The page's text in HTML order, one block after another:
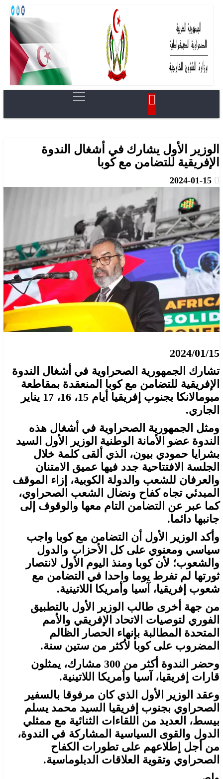
الوزير الأول يشارك في أشغال الندوة
الإفريقية للتضامن مع كوبا
2024/01/15
تشارك الجمهورية الصحراوية في أشغال الندوة
الإفريقية للتضامن مع كوبا المنعقدة بمقاطعة
مبومالانكا بجنوب إفريقيا أيام 15، 16، 17 يناير
الجاري.
ومثل الجمهورية الصحراوية في أشغال هذه
الندوة عضو الأمانة الوطنية الوزير الأول السيد
بشرايا حمودي بيون، الذي ألقى كلمة خلال
الجلسة الافتتاحية جدد فيها عميق الامتنان
والعرفان للشعب والدولة الكوبية، إزاء الموقف
المبدئي تجاه كفاح ونضال الشعب الصحراوي،
كما عبر عن التضامن التام معها والوقوف إلى
جانبها دائما.
وأكد الوزير الأول أن التضامن مع كوبا واجب
سياسي ومعنوي على كل الأحزاب والدول
والشعوب؛ لأن كوبا ومنذ اليوم الأول لانتصار
ثورتها لم تفرط يوما واحدا في التضامن مع
شعوب إفريقيا، آسيا وأمريكا اللاتينية.
من جهة أخرى طالب الوزير الأول بالتطبيق
الفوري لتوصيات الاتحاد الإفريقي والأمم
المتحدة المطالبة بإنهاء الحصار الظالم
المضروب على كوبا لأكثر من ستين سنة.
وحضر الندوة أكثر من 300 مشارك، يمثلون
قارات إفريقيا، آسيا وأمريكا اللاتينية.
وعقد الوزير الأول الذي كان مرفوقا بالسفير
الصحراوي بجنوب إفريقيا السيد محمد يسلم
بيسط، العديد من اللقاءات الثنائية مع ممثلي
الدول والقوى السياسية المشاركة في الندوة،
من أجل إطلاعهم على تطورات الكفاح
الصحراوي وتقوية العلاقات الدبلوماسية.